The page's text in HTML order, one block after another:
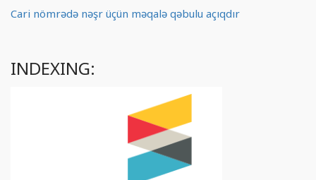
Cari nömrədə nəşr üçün məqalə qəbulu açıqdır
INDEXING: